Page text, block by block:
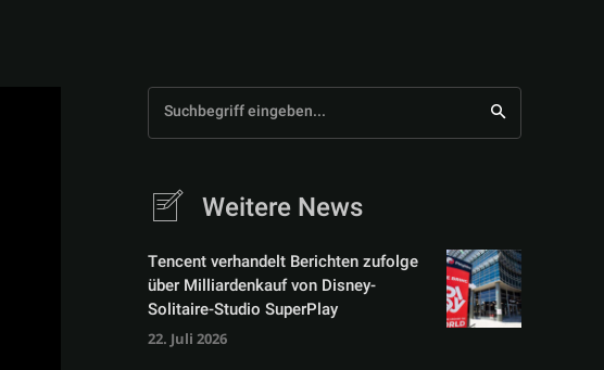
Suchbegriff eingeben...
Weitere News
Tencent verhandelt Berichten zufolge
über Milliardenkauf von Disney-
Solitaire-Studio SuperPlay
22. Juli 2026